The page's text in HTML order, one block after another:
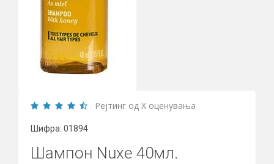
Рејтинг од X оценувања
Шифра: 01894
Шампон Nuxe 40мл.